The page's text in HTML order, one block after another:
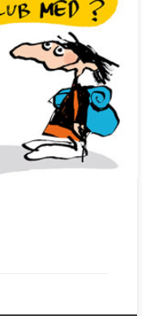
l’engagement citoyen
sont de plus en plus
Grador, qui est passée
parle de son
? On fait comment
occupent
ces moments sombres
son prochain, sans